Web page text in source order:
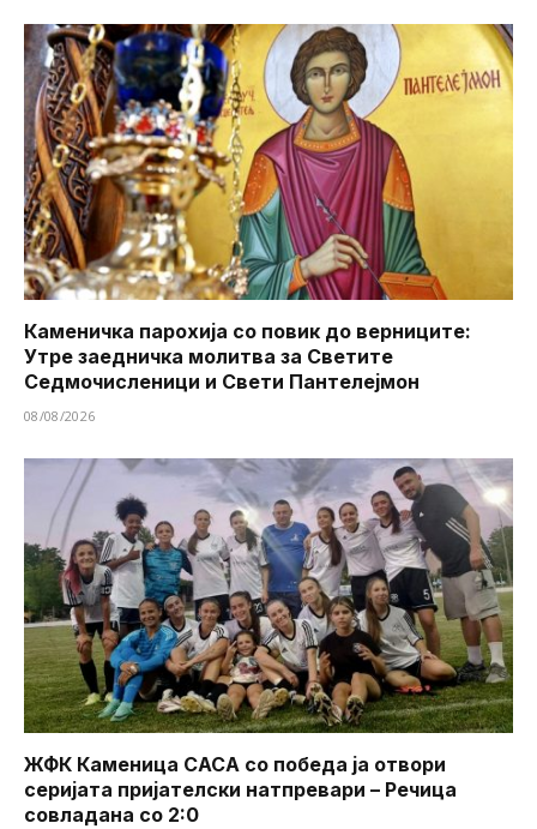
Каменичка парохија со повик до верниците:
Утре заедничка молитва за Светите
Седмочисленици и Свети Пантелејмон
08/08/2026
ЖФК Каменица САСА со победа ја отвори
серијата пријателски натпревари – Речица
совладана со 2:0